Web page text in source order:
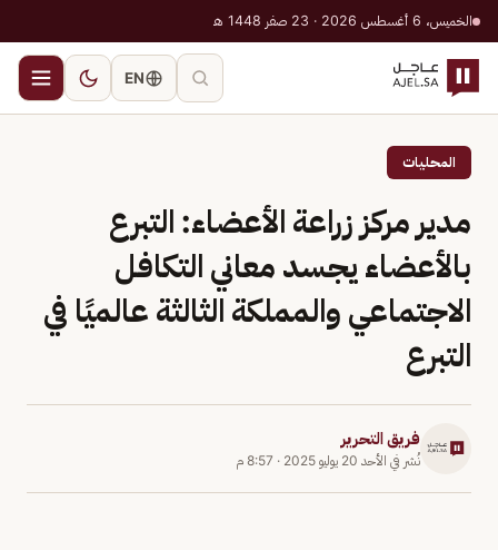
الخميس، 6 أغسطس 2026 · 23 صفر 1448 هـ
EN
المحليات
مدير مركز زراعة الأعضاء: التبرع
بالأعضاء يجسد معاني التكافل
الاجتماعي والمملكة الثالثة عالميًا في
التبرع
فريق التحرير
نُشر في الأحد 20 يوليو 2025 · 8:57 م